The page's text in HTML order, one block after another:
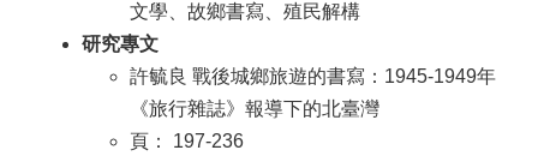
文學、故鄉書寫、殖民解構
研究專文
許毓良 戰後城鄉旅遊的書寫：1945-1949年
《旅行雜誌》報導下的北臺灣
頁： 197-236